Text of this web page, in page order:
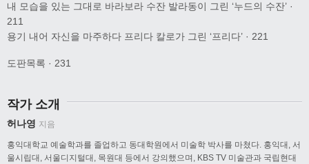
내 모습을 있는 그대로 바라보라 수잔 발라동이 그린 ‘누드의 수잔’ ·
211
용기 내어 자신을 마주하다 프리다 칼로가 그린 ‘프리다’ · 221
도판목록 · 231
작가 소개
허나영 지음
홍익대학교 예술학과를 졸업하고 동대학원에서 미술학 박사를 마쳤다. 홍익대, 서
울시립대, 서울디지털대, 목원대 등에서 강의했으며, KBS TV 미술관과 국립현대